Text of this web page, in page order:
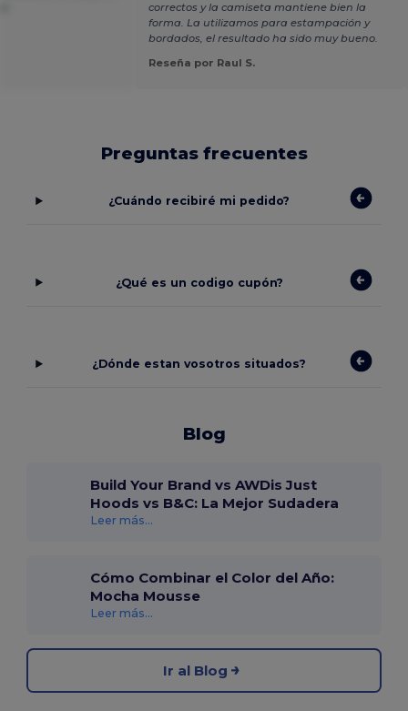
correctos y la camiseta mantiene bien la
forma. La utilizamos para estampación y
bordados, el resultado ha sido muy bueno.
Reseña por Raul S.
Preguntas frecuentes
¿Cuándo recibiré mi pedido?
¿Qué es un codigo cupón?
¿Dónde estan vosotros situados?
Blog
Build Your Brand vs AWDis Just
Hoods vs B&C: La Mejor Sudadera
Leer más...
Cómo Combinar el Color del Año:
Mocha Mousse
Leer más...
Ir al Blog